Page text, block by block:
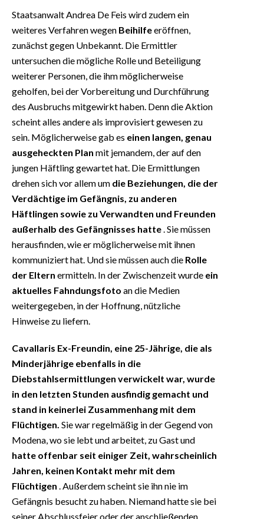
Staatsanwalt Andrea De Feis wird zudem ein
weiteres Verfahren wegen Beihilfeeröffnen,
zunächst gegen Unbekannt. Die Ermittler
untersuchen die mögliche Rolle und Beteiligung
weiterer Personen, die ihm möglicherweise
geholfen, bei der Vorbereitung und Durchführung
des Ausbruchs mitgewirkt haben. Denn die Aktion
scheint alles andere als improvisiert gewesen zu
sein. Möglicherweise gab es einen langen, genau
ausgeheckten Plan mit jemandem, der auf den
jungen Häftling gewartet hat. Die Ermittlungen
drehen sich vor allem um die Beziehungen, die der
Verdächtige im Gefängnis, zu anderen
Häftlingen sowie zu Verwandten und Freunden
außerhalb des Gefängnisses hatte . Sie müssen
herausfinden, wie er möglicherweise mit ihnen
kommuniziert hat. Und sie müssen auch die Rolle
der Eltern ermitteln. In der Zwischenzeit wurde ein
aktuelles Fahndungsfoto an die Medien
weitergegeben, in der Hoffnung, nützliche
Hinweise zu liefern.
Cavallaris Ex-Freundin, eine 25-Jährige, die als
Minderjährige ebenfalls in die
Diebstahlsermittlungen verwickelt war, wurde
in den letzten Stunden ausfindig gemacht und
stand in keinerlei Zusammenhang mit dem
Flüchtigen. Sie war regelmäßig in der Gegend von
Modena, wo sie lebt und arbeitet, zu Gast und
hatte offenbar seit einiger Zeit, wahrscheinlich
Jahren, keinen Kontakt mehr mit dem
Flüchtigen . Außerdem scheint sie ihn nie im
Gefängnis besucht zu haben. Niemand hatte sie bei
seiner Abschlussfeier oder der anschließenden